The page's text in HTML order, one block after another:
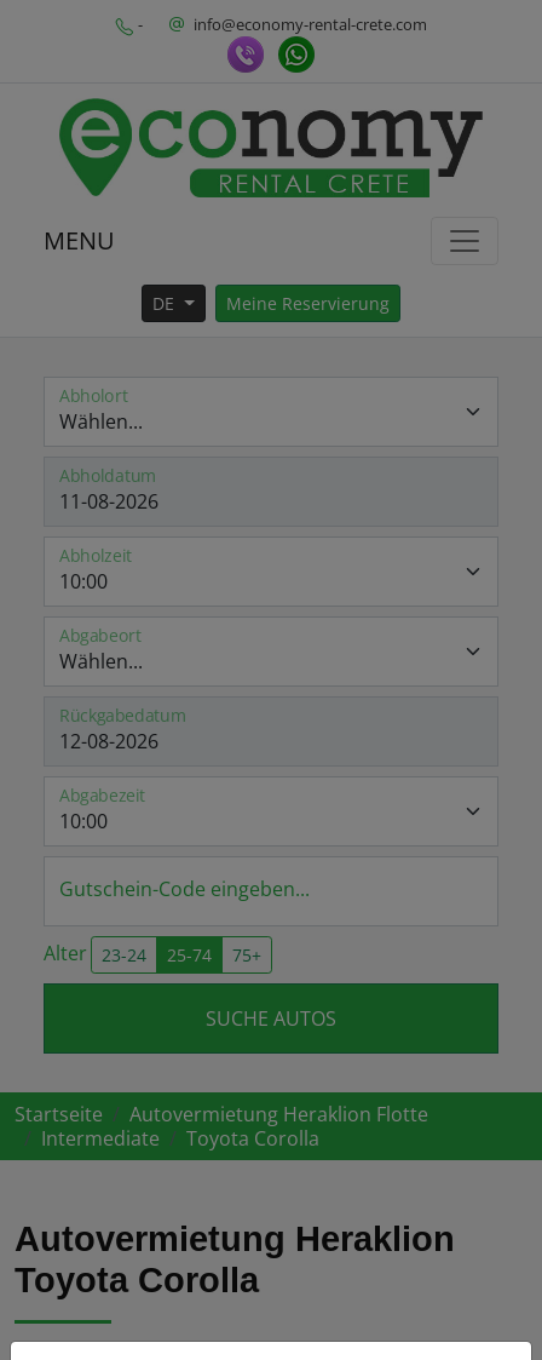
- info@economy-rental-crete.com
MENU
DE Meine Reservierung
Abholort
Abholdatum
Abholzeit
Abgabeort
Rückgabedatum
Abgabezeit
Gutschein-Code eingeben...
Alter 23-24 25-74 75+
SUCHE AUTOS
Startseite
Autovermietung Heraklion Flotte
Intermediate
Toyota Corolla
Autovermietung Heraklion
Toyota Corolla